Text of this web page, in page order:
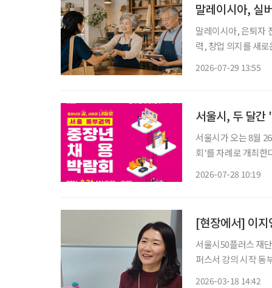
말레이시아, 실
말레이시아, 은퇴자 전용
력, 창업 의지를 새
2026-07-29 13:55
서울시, 두 달
서울시가 오는 8월
회’를 차례로 개최한다. 박람회는 △8월 26일 동부캠퍼스 △9월 1일 서부캠퍼스
2026-07-28 10:19
서울시50플러스 재
퍼스서 강의 시작 동부
2026-03-18 14:42